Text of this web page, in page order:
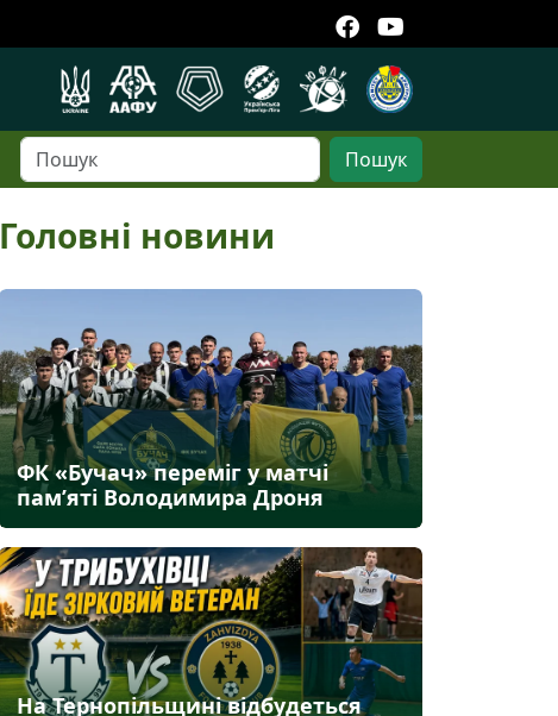
Пошук
Головні новини
ФК «Бучач» переміг у матчі
пам’яті Володимира Дроня
На Тернопільщині відбудеться